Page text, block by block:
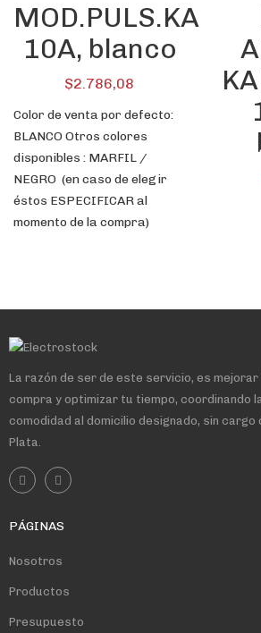
MOD.PULS.KALOP
10A, blanco
$2.786,08
Color de venta por defecto:
BLANCO Otros colores
disponibles : MARFIL /
NEGRO (en caso de elegir
éstos ESPECIFICAR al
momento de la compra)
La razón de ser de este servicio, es mejorar
compra y optimizar tu tiempo, coordinando
comodidad al domicilio designado, sin cargo
Plata.
PÁGINAS
Nosotros
Productos
Presupuesto